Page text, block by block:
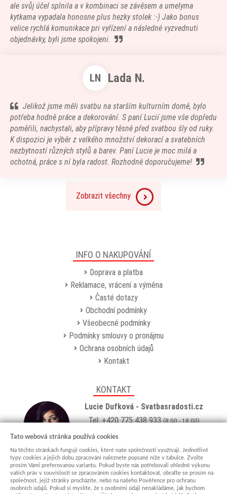
ale svůj účel splnila a v kombinaci se závěsem a umelyma
kytkama vypadala honosne plus hezky stolek :-) Jako bonus
velice rychlá komunikace pri vyřízení a následné vyzvednuti
objednávky, byli jsme spokojeni.
LN Lada N.
Jelikož jsme měli svatbu na starším kulturním domě, bylo
potřeba hodně práce a dekorování. S paní Lucií jsme vše dopředu
poměřili, nachystali, aby přípravy těsně před svatbou šly od ruky.
K dispozici je výběr z velkého množství dekorací a svatebních
nezbytností různých stylů a barev. Paní Lucie je moc milá a
ochotná, práce s ní byla radost. Rozhodně doporučujeme!
Zobrazit všechny
INFO O NAKUPOVÁNÍ
Doprava a platba
Reklamace, vrácení a výměna
Časté dotazy
Obchodní podmínky
Všeobecné podmínky
Podmínky smlouvy o pronájmu
Ochrana osobních údajů
Kontakt
KONTAKT
Lucie Dufková - Svatbasradosti.cz
Tel: +420 775 438 933(8:00 - 18:00)
Email:
Showroom
Jungmannova 627, Kyjov 69701
Po-Pá: po domluvě (více info)
Tato webová stránka používá cookies
Na těchto stránkách fungují cookies, které naše společnosti využívají. Jednotlivé
typy cookies a jejich dobu zpracování naleznete popsané níže v tabulce. Zvolte
prosím Vámi preferovanou variantu. Pokud byste nás potřebovali ohledně výkonu
vašich práv v souvislosti se zpracováním cookies kontaktovat, obraťte se prosím na
společnost, jejíž stránky procházíte, nebo na našeho Pověřence pro ochranu
osobních údajů. Pokud si myslíte, že s osobními údaji nenakládáme, jak bychom